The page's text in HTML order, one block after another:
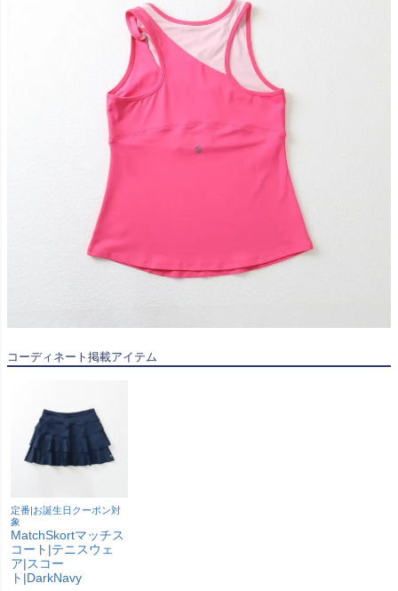
コーディネート掲載アイテム
定番|お誕生日クーポン対
象
MatchSkortマッチス
コート|テニスウェ
ア|スコー
ト|DarkNavy